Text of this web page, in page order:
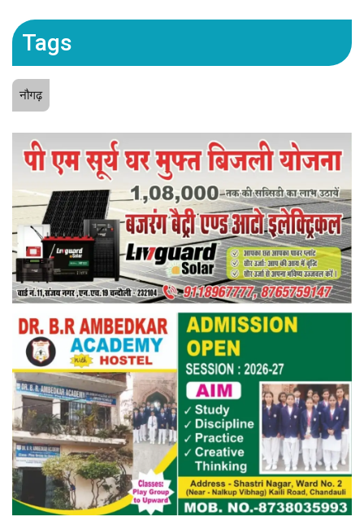
Tags
नौगढ़